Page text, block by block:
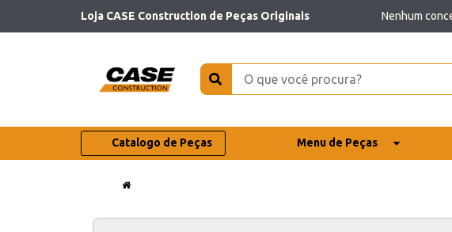
Loja CASE Construction de Peças Originais Nenhum
Catalogo de Peças Menu de Peças